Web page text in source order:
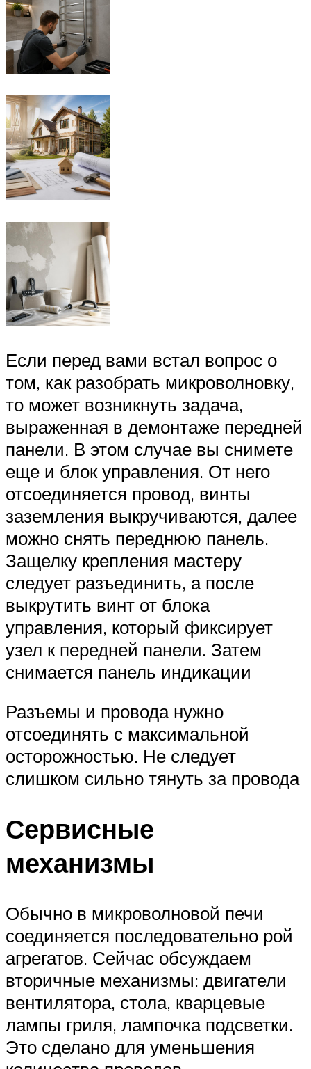
Если перед вами встал вопрос о
том, как разобрать микроволновку,
то может возникнуть задача,
выраженная в демонтаже передней
панели. В этом случае вы снимете
еще и блок управления. От него
отсоединяется провод, винты
заземления выкручиваются, далее
можно снять переднюю панель.
Защелку крепления мастеру
следует разъединить, а после
выкрутить винт от блока
управления, который фиксирует
узел к передней панели. Затем
снимается панель индикации
Разъемы и провода нужно
отсоединять с максимальной
осторожностью. Не следует
слишком сильно тянуть за провода
Сервисные
механизмы
Обычно в микроволновой печи
соединяется последовательно рой
агрегатов. Сейчас обсуждаем
вторичные механизмы: двигатели
вентилятора, стола, кварцевые
лампы гриля, лампочка подсветки.
Это сделано для уменьшения